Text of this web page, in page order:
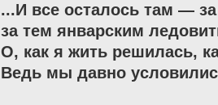
...И все осталось там —
за тем январским
О, как я жить решилась,
Ведь мы давно